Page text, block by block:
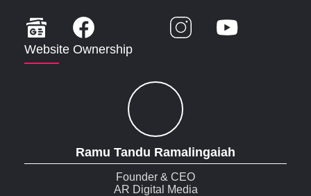
Website Ownership
Ramu Tandu Ramalingaiah
Founder & CEO
AR Digital Media